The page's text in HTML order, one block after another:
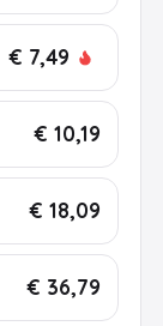
€ 7,49
€ 10,19
€ 18,09
€ 36,79